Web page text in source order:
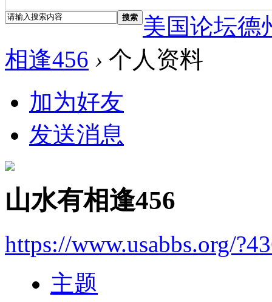
搜索
美国论坛德
相逢456 › 个人资料
加为好友
发送消息
山水有相逢456
https://www.usabbs.org/
主题